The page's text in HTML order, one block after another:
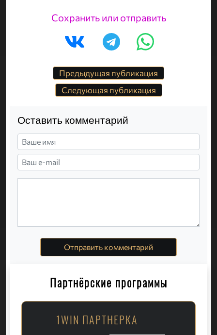
Сохранить или отправить
Предыдущая публикация
Следующая публикация
Оставить комментарий
Отправить комментарий
Партнёрские программы
1WIN ПАРТНЕРКА